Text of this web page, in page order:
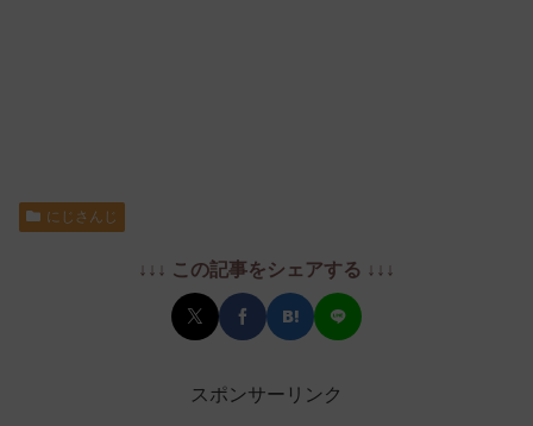
にじさんじ
↓↓↓ この記事をシェアする ↓↓↓
スポンサーリンク